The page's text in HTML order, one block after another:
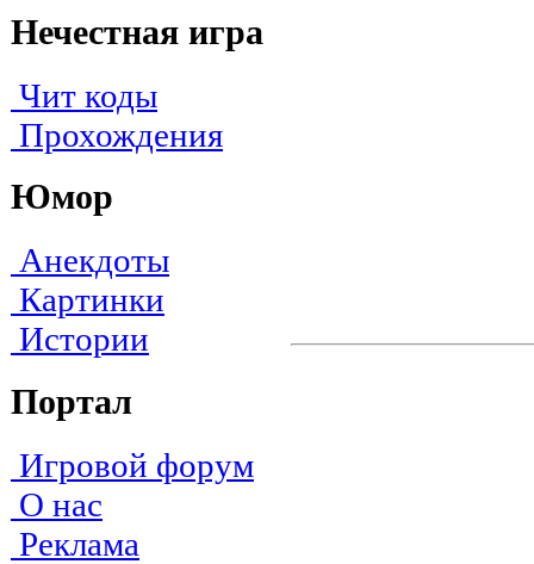
Нечестная игра
Чит коды
Прохождения
Юмор
Анекдоты
Картинки
Истории
Портал
Игровой форум
О нас
Реклама